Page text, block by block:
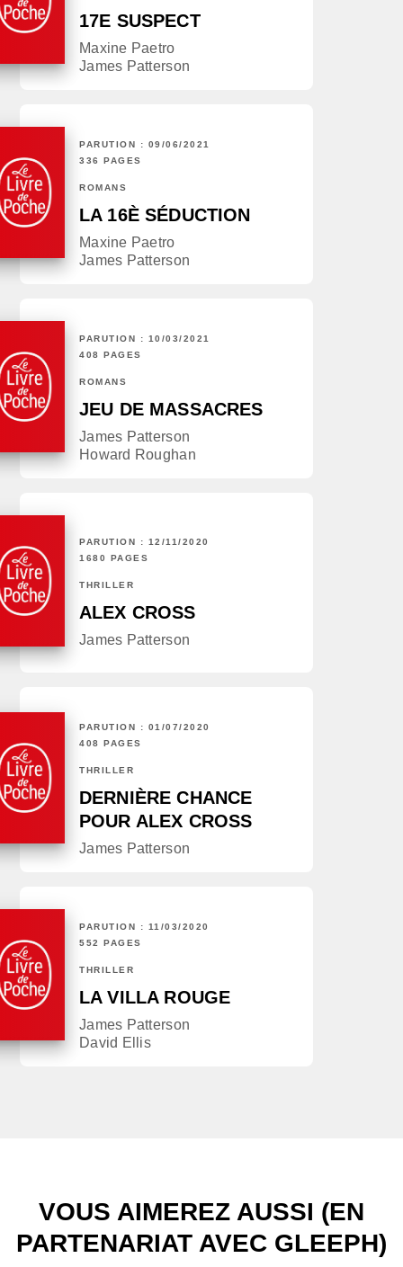
17E SUSPECT
Maxine Paetro
James Patterson
PARUTION : 09/06/2021
336 PAGES
ROMANS
LA 16È SÉDUCTION
Maxine Paetro
James Patterson
PARUTION : 10/03/2021
408 PAGES
ROMANS
JEU DE MASSACRES
James Patterson
Howard Roughan
PARUTION : 12/11/2020
1680 PAGES
THRILLER
ALEX CROSS
James Patterson
PARUTION : 01/07/2020
408 PAGES
THRILLER
DERNIÈRE CHANCE
POUR ALEX CROSS
James Patterson
PARUTION : 11/03/2020
552 PAGES
THRILLER
LA VILLA ROUGE
James Patterson
David Ellis
VOUS AIMEREZ AUSSI (EN
PARTENARIAT AVEC GLEEPH)